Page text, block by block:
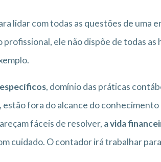
lidar com todas as questões de uma
ele não dispõe de todas as
, domínio das práticas
fora do alcance do conhecimento
fáceis de resolver, a vida
cuidado. O contador irá trabalhar